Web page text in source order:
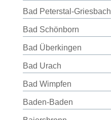
Bad Peterstal-Griesbach
Bad Schönborn
Bad Überkingen
Bad Urach
Bad Wimpfen
Baden-Baden